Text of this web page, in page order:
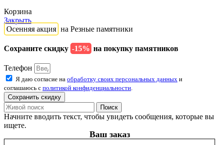
Корзина
Закрыть
Осенняя акция на Резные памятники
Сохраните скидку -15% на покупку памятников
Телефон
Я даю согласие на обработку своих персональных данных и
соглашаюсь с политикой конфиденциальности
Сохранить скидку
Поиск
Начните вводить текст, чтобы увидеть сообщения, которые вы
ищете.
Ваш заказ